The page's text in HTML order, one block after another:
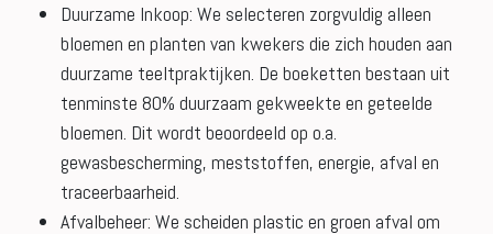
Duurzame Inkoop: We selecteren zorgvuldig alleen
bloemen en planten van kwekers die zich houden aan
duurzame teeltpraktijken. De boeketten bestaan uit
tenminste 80% duurzaam gekweekte en geteelde
bloemen. Dit wordt beoordeeld op o.a.
gewasbescherming, meststoffen, energie, afval en
traceerbaarheid.
Afvalbeheer: We scheiden plastic en groen afval om